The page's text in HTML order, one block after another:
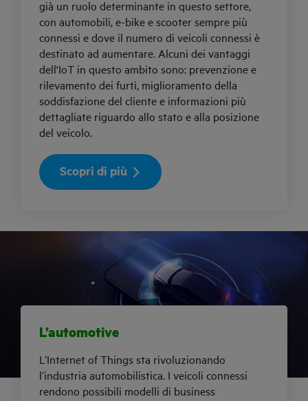
già un ruolo determinante in questo settore,
con automobili, e-bike e scooter sempre più
connessi e dove il numero di veicoli connessi è
destinato ad aumentare. Alcuni dei vantaggi
dell'IoT in questo ambito sono: prevenzione e
rilevamento dei furti, miglioramento della
soddisfazione del cliente e informazioni più
dettagliate riguardo allo stato e alla posizione
del veicolo.
Scopri di più
L’automotive
L’Internet of Things sta rivoluzionando
l’industria automobilistica. I veicoli connessi
rendono possibili modelli di business